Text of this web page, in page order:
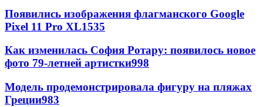
Появились изображения флагманского Google
Pixel 11 Pro XL1535
Как изменилась София Ротару: появилось новое
фото 79-летней артистки998
Модель продемонстрировала фигуру на пляжах
Греции983